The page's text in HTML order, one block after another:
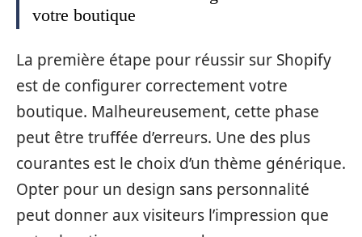
votre boutique
La première étape pour réussir sur Shopify
est de configurer correctement votre
boutique. Malheureusement, cette phase
peut être truffée d’erreurs. Une des plus
courantes est le choix d’un thème générique.
Opter pour un design sans personnalité
peut donner aux visiteurs l’impression que